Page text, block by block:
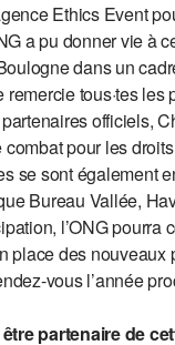
Ethics Event
a pu donner vie à
dans un
tous·tes les
officiels,
pour les
se sont également
Bureau Vallée,
l’ONG pourra
place des nouveaux
vous l’année
partenaire de